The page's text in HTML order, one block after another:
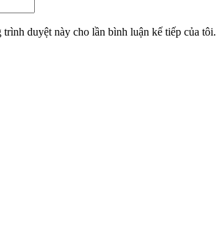
duyệt này cho lần bình luận kế tiếp của tôi.